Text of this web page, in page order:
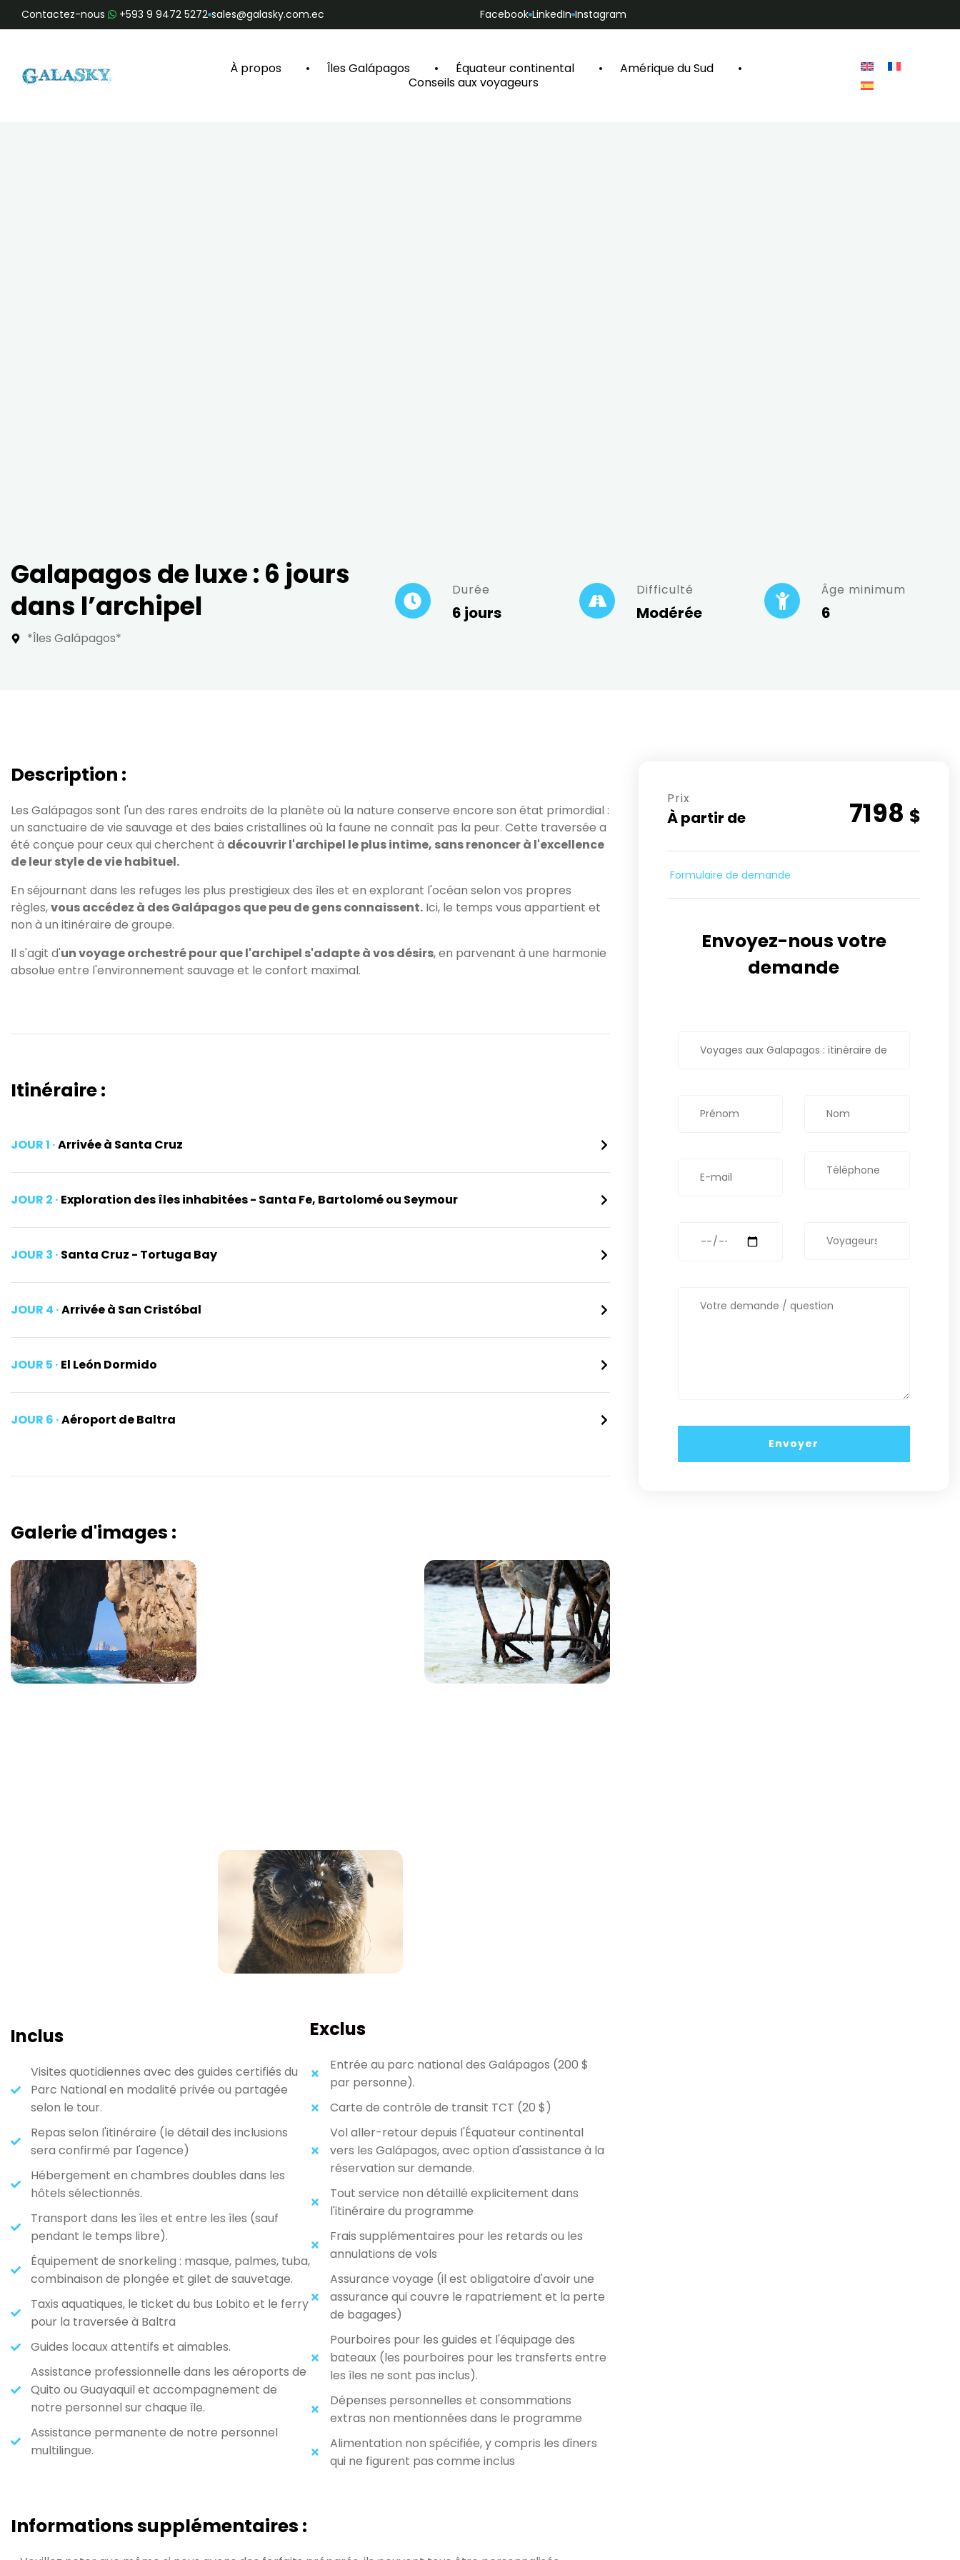
Contactez-nous +593 9 9472 5272 sales@galasky.com.ec Facebook LinkedIn Instagram
À propos Îles Galápagos Équateur continental
Amérique du Sud
Conseils aux voyageurs
Galapagos de luxe : 6 jours
dans l’archipel
*Îles Galápagos*
Durée
6 jours
Difficulté
Modérée
Âge minimum
6
Description :
Les Galápagos sont l'un des rares endroits de la planète où la nature conserve encore son état primordial :
un sanctuaire de vie sauvage et des baies cristallines où la faune ne connaît pas la peur. Cette traversée a
été conçue pour ceux qui cherchent à découvrir l'archipel le plus intime, sans renoncer à l'excellence
de leur style de vie habituel.
En séjournant dans les refuges les plus prestigieux des îles et en explorant l'océan selon vos propres
règles,vous accédez à des Galápagos que peu de gens connaissent. Ici, le temps vous appartient et
non à un itinéraire de groupe.
Il s'agit d'un voyage orchestré pour que l'archipel s'adapte à vos désirs, en parvenant à une harmonie
absolue entre l'environnement sauvage et le confort maximal.
Itinéraire :
JOUR 1 ·Arrivée à Santa Cruz
JOUR 2 · Exploration des îles inhabitées - Santa Fe, Bartolomé ou Seymour
JOUR 3 · Santa Cruz - Tortuga Bay
JOUR 4 ·Arrivée à San Cristóbal
JOUR 5 · El León Dormido
JOUR 6 ·Aéroport de Baltra
Galerie d'images :
Inclus
Visites quotidiennes avec des guides certifiés du
Parc National en modalité privée ou partagée
selon le tour.
Repas selon l'itinéraire (le détail des inclusions
sera confirmé par l'agence)
Hébergement en chambres doubles dans les
hôtels sélectionnés.
Transport dans les îles et entre les îles (sauf
pendant le temps libre).
Équipement de snorkeling : masque, palmes, tuba,
combinaison de plongée et gilet de sauvetage.
Taxis aquatiques, le ticket du bus Lobito et le ferry
pour la traversée à Baltra
Guides locaux attentifs et aimables.
Assistance professionnelle dans les aéroports de
Quito ou Guayaquil et accompagnement de
notre personnel sur chaque île.
Assistance permanente de notre personnel
multilingue.
Exclus
Entrée au parc national des Galápagos (200 $
par personne).
Carte de contrôle de transit TCT (20 $)
Vol aller-retour depuis l'Équateur continental
vers les Galápagos, avec option d'assistance à la
réservation sur demande.
Tout service non détaillé explicitement dans
l'itinéraire du programme
Frais supplémentaires pour les retards ou les
annulations de vols
Assurance voyage (il est obligatoire d'avoir une
assurance qui couvre le rapatriement et la perte
de bagages)
Pourboires pour les guides et l'équipage des
bateaux (les pourboires pour les transferts entre
les îles ne sont pas inclus).
Dépenses personnelles et consommations
extras non mentionnées dans le programme
Alimentation non spécifiée, y compris les dîners
qui ne figurent pas comme inclus
Informations supplémentaires :
Prix
À partir de 7198 $
Formulaire de demande
Envoyez-nous votre
demande